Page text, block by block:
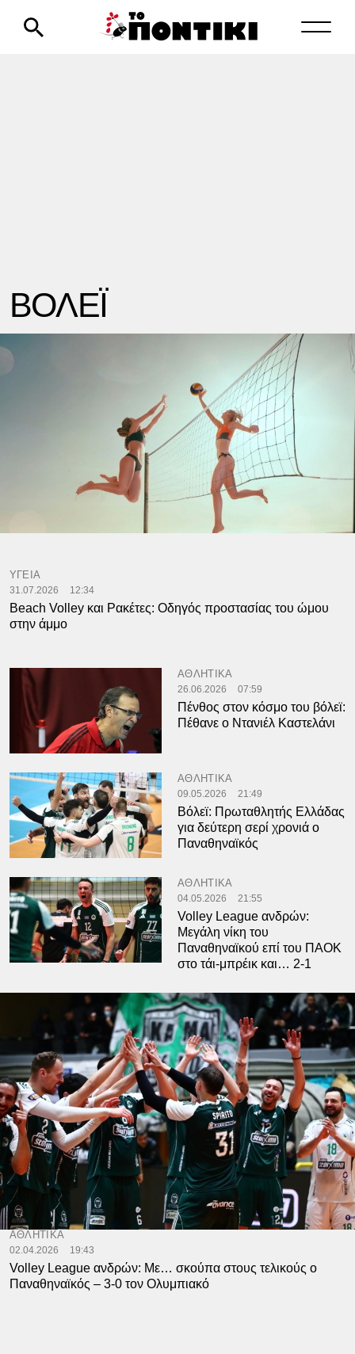
ΒΟΛΕΪ
ΥΓΕΙΑ
31.07.2026 12:34
Beach Volley και Ρακέτες: Οδηγός προστασίας του ώμου
στην άμμο
ΑΘΛΗΤΙΚΑ
26.06.2026 07:59
Πένθος στον κόσμο του βόλεϊ:
Πέθανε ο Ντανιέλ Καστελάνι
ΑΘΛΗΤΙΚΑ
09.05.2026 21:49
Βόλεϊ: Πρωταθλητής Ελλάδας
για δεύτερη σερί χρονιά ο
Παναθηναϊκός
ΑΘΛΗΤΙΚΑ
04.05.2026 21:55
Volley League ανδρών:
Μεγάλη νίκη του
Παναθηναϊκού επί του ΠΑΟΚ
στο τάι-μπρέικ και… 2-1
ΑΘΛΗΤΙΚΑ
02.04.2026 19:43
Volley League ανδρών: Με… σκούπα στους τελικούς ο
Παναθηναϊκός – 3-0 τον Ολυμπιακό